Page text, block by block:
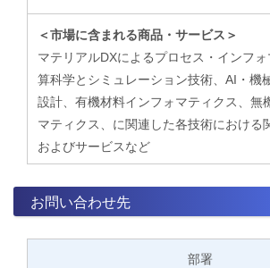
＜市場に含まれる商品・サービス＞
マテリアルDXによるプロセス・インフ
算科学とシミュレーション技術、AI・機
設計、有機材料インフォマティクス、無
マティクス、に関連した各技術における
およびサービスなど
お問い合わせ先
部署